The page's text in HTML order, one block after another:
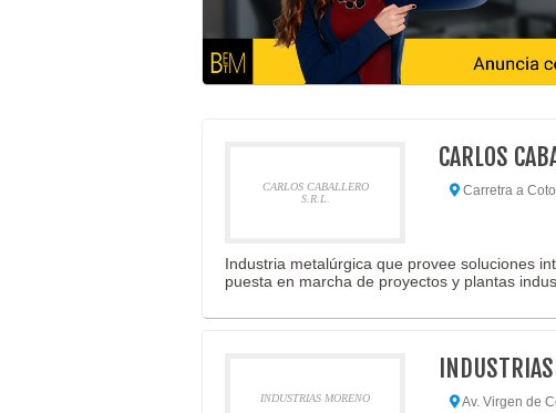
CARLOS CABALLERO
S.R.L.
CARLOS
Carretra a
Industria metalúrgica que provee soluciones
puesta en marcha de proyectos y plantas
INDUSTRIAS MORENO Av. Virgen de